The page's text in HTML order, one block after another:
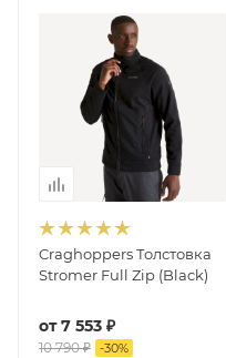
Craghoppers Толстовка
Stromer Full Zip (Black)
от7 553 ₽
10 790 ₽ -30%